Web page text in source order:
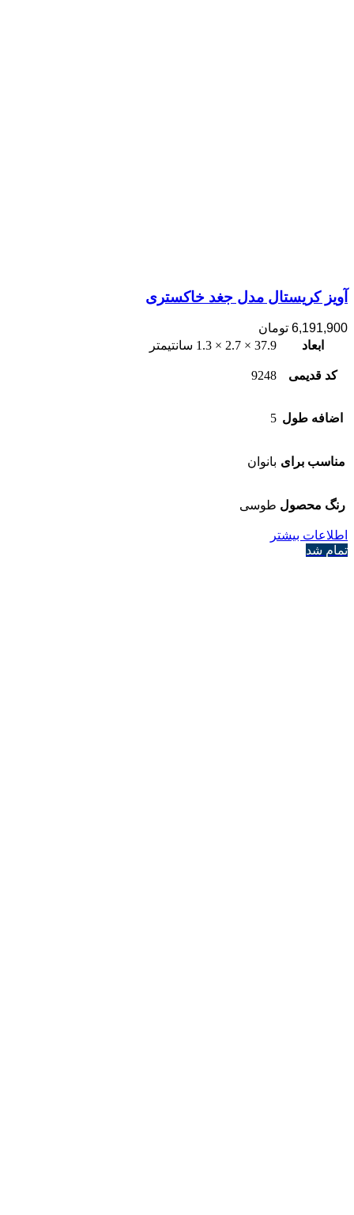
آویز کریستال مدل جغد خاکستری
6,191,900 تومان
ابعاد
37.9 × 2.7 × 1.3 سانتیمتر
کد قدیمی 9248
اضافه طول 5
مناسب برای بانوان
رنگ محصول طوسی
اطلاعات بیشتر
تمام شد